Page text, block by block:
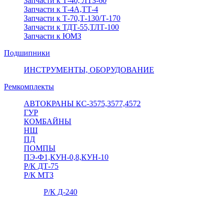
Запчасти к Т-4А,ТТ-4
Запчасти к Т-70,Т-130/Т-170
Запчасти к ТДТ-55,ТЛТ-100
Запчасти к ЮМЗ
Подшипники
ИНСТРУМЕНТЫ, ОБОРУДОВАНИЕ
Ремкомплекты
АВТОКРАНЫ КС-3575,3577,4572
ГУР
КОМБАЙНЫ
НШ
ПД
ПОМПЫ
ПЭ-Ф1,КУН-0,8,КУН-10
Р/К ДТ-75
Р/К МТЗ
Р/К Д-240